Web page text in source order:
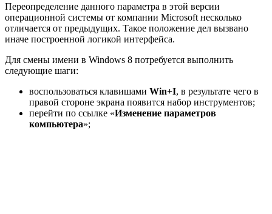
Переопределение данного параметра в этой версии
операционной системы от компании Microsoft несколько
отличается от предыдущих. Такое положение дел вызвано
иначе построенной логикой интерфейса.
Для смены имени в Windows 8 потребуется выполнить
следующие шаги:
воспользоваться клавишами Win+I, в результате чего в
правой стороне экрана появится набор инструментов;
перейти по ссылке «Изменение параметров
компьютера»;